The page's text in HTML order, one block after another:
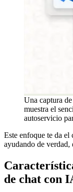
Una captura
muestra el
autoservicio
Este enfoque te da el
ayudando de verdad,
de chat con